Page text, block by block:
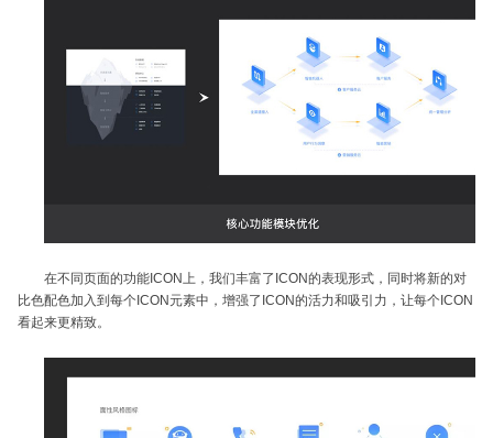
在不同页面的功能ICON上，我们丰富了ICON的表现形式，同时将新的对
比色配色加入到每个ICON元素中，增强了ICON的活力和吸引力，让每个ICON
看起来更精致。